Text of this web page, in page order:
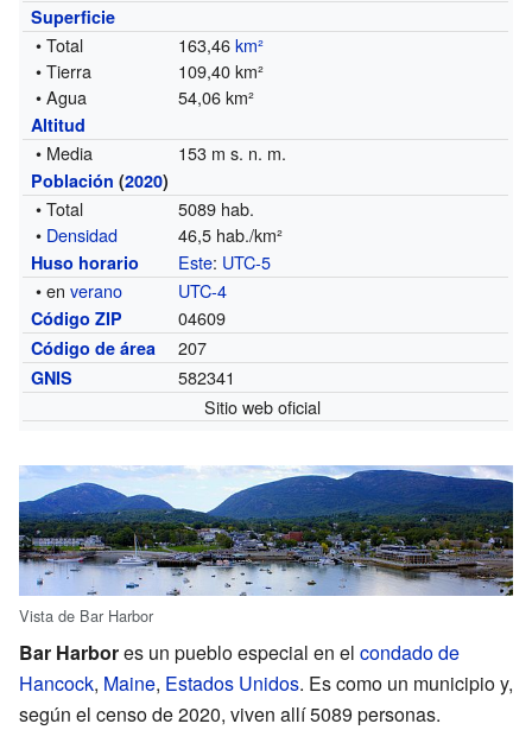
Superficie
• Total 163,46km²
• Tierra
109,40 km²
• Agua
54,06 km²
Altitud
• Media 153 m s. n. m.
Población (2020)
• Total
5089 hab.
• Densidad 46,5 hab./km²
Huso horario Este: UTC-5
• enverano UTC-4
Código ZIP 04609
Código de área 207
GNIS
582341
Sitio web oficial
Vista de Bar Harbor
Bar Harbores un pueblo especial en el condado de
Hancock, Maine, Estados Unidos. Es como un municipio y,
según el censo de 2020, viven allí 5089 personas.